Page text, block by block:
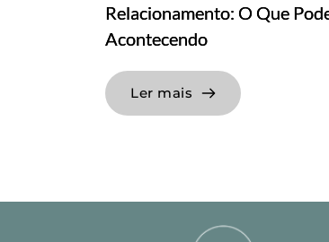
Relacionamento: O Que
Acontecendo
Ler mais